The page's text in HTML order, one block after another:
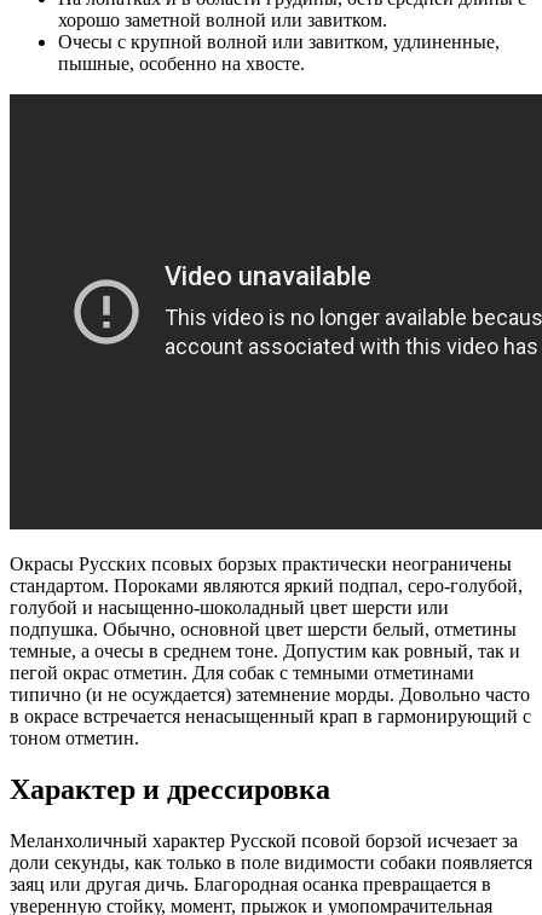
хорошо заметной волной или завитком.
Очесы с крупной волной или завитком, удлиненные,
пышные, особенно на хвосте.
Окрасы Русских псовых борзых практически неограничены
стандартом. Пороками являются яркий подпал, серо-голубой,
голубой и насыщенно-шоколадный цвет шерсти или
подпушка. Обычно, основной цвет шерсти белый, отметины
темные, а очесы в среднем тоне. Допустим как ровный, так и
пегой окрас отметин. Для собак с темными отметинами
типично (и не осуждается) затемнение морды. Довольно часто
в окрасе встречается ненасыщенный крап в гармонирующий с
тоном отметин.
Характер и дрессировка
Меланхоличный характер Русской псовой борзой исчезает за
доли секунды, как только в поле видимости собаки появляется
заяц или другая дичь. Благородная осанка превращается в
уверенную стойку, момент, прыжок и умопомрачительная